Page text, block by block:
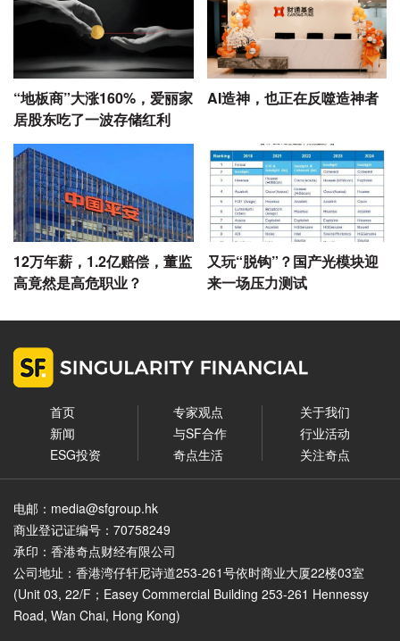
“地板商”大涨160%，爱丽家
居股东吃了一波存储红利
AI造神，也正在反噬造神者
12万年薪，1.2亿赔偿，董监
高竟然是高危职业？
又玩“脱钩”？国产光模块迎
来一场压力测试
首页
新闻
ESG投资
专家观点
与SF合作
奇点生活
关于我们
行业活动
关注奇点
电邮：media@sfgroup.hk
商业登记证编号：70758249
承印：香港奇点财经有限公司
公司地址：香港湾仔轩尼诗道253-261号依时商业大厦22楼03室
(Unit 03, 22/F；Easey Commercial Building 253-261 Hennessy
Road, Wan Chai, Hong Kong)